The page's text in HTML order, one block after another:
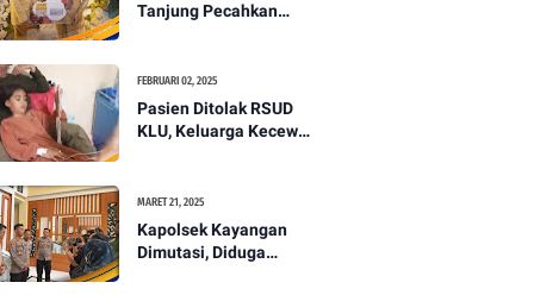
Tanjung Pecahkan
PENANTB
FEBRUARI 02, 2025
Pasien Ditolak RSUD
KLU, Keluarga Kecewa
MARET 21, 2025
Kapolsek Kayangan
Dimutasi, Diduga